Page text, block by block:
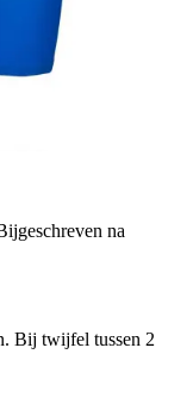
na
Bij twijfel tussen 2